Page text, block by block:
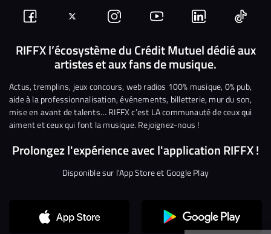
Continuer sans accepter
Suivez-
nous
Facebook
Suivez-
nous
sur
Twitter
Nous
rejoindre
sur
Instagram
Nous
rejoindre
sur
YouTube
Nous
rejoindre
sur
Linkedin
Nous
RIFFX l’écosystème du Crédit Mutuel dédié aux
artistes et aux fans de musique.
Actus, tremplins, jeux concours, web radios 100% musique, 0% pub,
aide à la professionnalisation, événements, billetterie, mur du son,
mise en avant de talents… RIFFX c’est LA communauté de ceux qui
aiment et ceux qui font la musique. Rejoignez-nous !
Prolongez l'expérience avec l'application RIFFX !
Disponible sur l'App Store et Google Play